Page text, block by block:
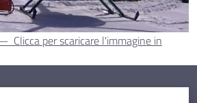
Clicca per scaricare l'immagine in